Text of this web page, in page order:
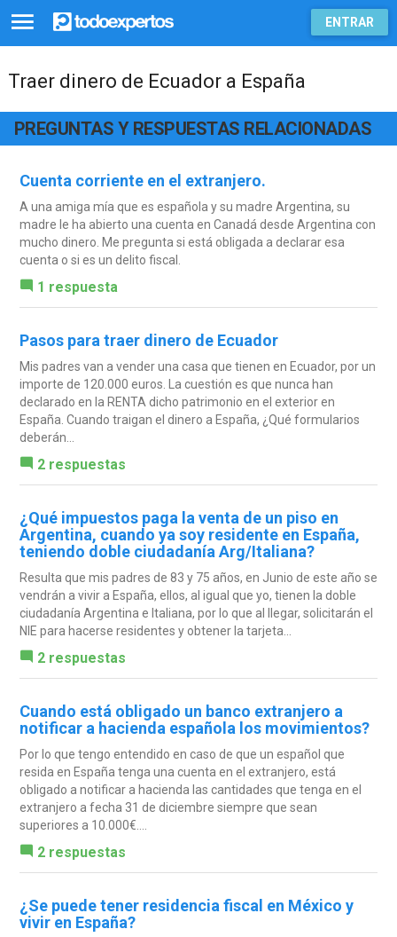
ENTRAR
Traer dinero de Ecuador a España
PREGUNTAS Y RESPUESTAS RELACIONADAS
Cuenta corriente en el extranjero.
A una amiga mía que es española y su madre Argentina, su
madre le ha abierto una cuenta en Canadá desde Argentina con
mucho dinero. Me pregunta si está obligada a declarar esa
cuenta o si es un delito fiscal.
1 respuesta
Pasos para traer dinero de Ecuador
Mis padres van a vender una casa que tienen en Ecuador, por un
importe de 120.000 euros. La cuestión es que nunca han
declarado en la RENTA dicho patrimonio en el exterior en
España. Cuando traigan el dinero a España, ¿Qué formularios
deberán...
2 respuestas
¿Qué impuestos paga la venta de un piso en
Argentina, cuando ya soy residente en España,
teniendo doble ciudadanía Arg/Italiana?
Resulta que mis padres de 83 y 75 años, en Junio de este año se
vendrán a vivir a España, ellos, al igual que yo, tienen la doble
ciudadanía Argentina e Italiana, por lo que al llegar, solicitarán el
NIE para hacerse residentes y obtener la tarjeta...
2 respuestas
Cuando está obligado un banco extranjero a
notificar a hacienda española los movimientos?
Por lo que tengo entendido en caso de que un español que
resida en España tenga una cuenta en el extranjero, está
obligado a notificar a hacienda las cantidades que tenga en el
extranjero a fecha 31 de diciembre siempre que sean
superiores a 10.000€....
2 respuestas
¿Se puede tener residencia fiscal en México y
vivir en España?